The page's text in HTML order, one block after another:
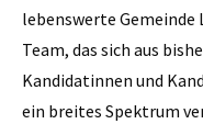
lebenswerte Gemeinde
Team, das sich aus
Kandidatinnen und
ein breites Spektrum